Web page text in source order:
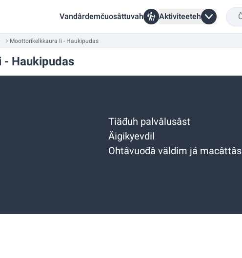
Vandârdemčuosâttuvah Aktiviteeteh
Moottorikelkkaura Ii - Haukipudas
Haukipudas
Tiäđuh palvâlusâst
Äigikyevdil
Ohtâvuođâ väldim já macâttâs